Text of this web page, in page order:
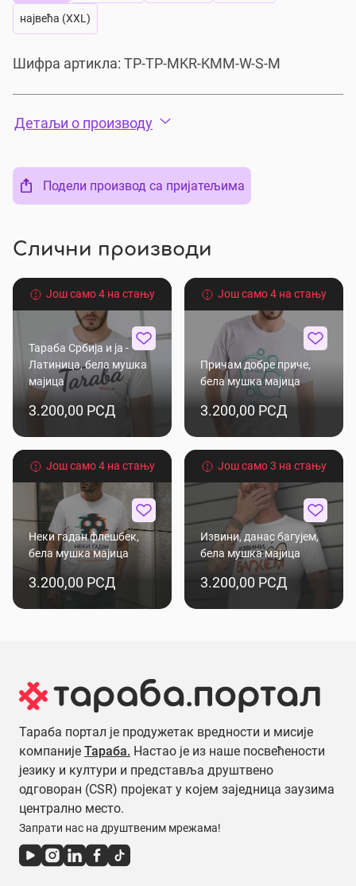
највећа (XXL)
Шифра артикла: TP-TP-MKR-KMM-W-S-M
Детаљи о производу
Подели производ са пријатељима
Слични производи
Још само 4 на стању
Тараба Србија и ја -
Латиница, бела мушка
мајица
3.200,00 РСД
Још само 4 на стању
Причам добре приче,
бела мушка мајица
3.200,00 РСД
Још само 4 на стању
Неки гадан флешбек,
бела мушка мајица
3.200,00 РСД
Још само 3 на стању
Извини, данас багујем,
бела мушка мајица
3.200,00 РСД
Тараба портал је продужетак вредности и мисије
компаније Тараба. Настао је из наше посвећености
језику и култури и представља друштвено
одговоран (CSR) пројекат у којем заједница заузима
централно место.
Запрати нас на друштвеним мрежама!